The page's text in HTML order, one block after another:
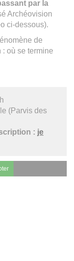
par la
Archéovision
ci-dessous).
de
où se termine
(Parvis des
: je